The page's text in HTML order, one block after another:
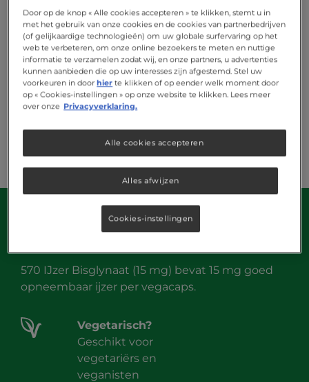
570 IJzer Bisglynaat (15 mg) bevat 15 mg goed
opneembaar ijzer per vegacaps.
Vegetarisch?
Geschikt voor
vegetariërs en
veganisten
Door op de knop « Alle cookies accepteren » te klikken, stemt u in
met het gebruik van onze cookies en de cookies van partnerbedrijven
(of gelijkaardige technologieën) om uw globale surfervaring op het
web te verbeteren, om onze online bezoekers te meten en nuttige
informatie te verzamelen zodat wij, en onze partners, u advertenties
kunnen aanbieden die op uw interesses zijn afgestemd. Stel uw
voorkeuren in doorhier te klikken of op eender welk moment door
op « Cookies-instellingen » op onze website te klikken. Lees meer
over onze Privacyverklaring.
Alles afwijzen
Alle cookies accepteren
Cookies-instellingen